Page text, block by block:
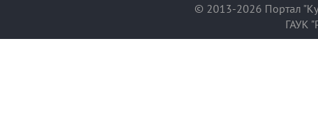
© 2013-2026 Портал
ГАУК